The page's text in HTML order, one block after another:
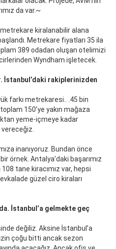
da var.~
kiralanabilir alana
Metrekare fiyatları 35 ila
389 odadan oluşan otelimizi
Wyndham işletecek.
İstanbul’daki rakiplerinizden
farkı metrekaresi.. .45 bin
150’ye yakın mağaza
yeme-içmeye kadar
inanıyoruz. Bundan önce
örnek. Antalya’daki başarımız
tane kiracımız var, hepsi
güzel ciro kiraları
İstanbul’a gelmekte geç
değiliz. Aksine İstanbul’a
çoğu bitti ancak sezon